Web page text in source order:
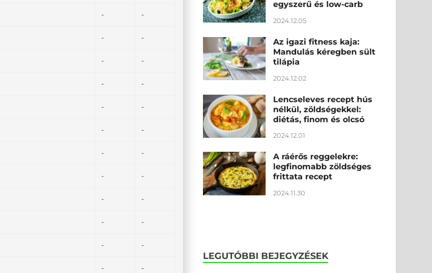
- -
- -
- -
- -
- -
- -
- -
- -
- -
- -
- -
- -
egyszerű és low-carb
2024.12.05
Az igazi fitness kaja:
Mandulás kéregben sült
tilápia
2024.12.02
Lencseleves recept hús
nélkül, zöldségekkel:
diétás, finom és olcsó
2024.12.01
A ráérős reggelekre:
legfinomabb zöldséges
frittata recept
2024.11.30
LEGUTÓBBI BEJEGYZÉSEK